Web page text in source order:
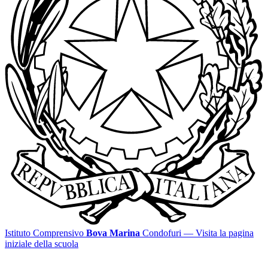
Istituto Comprensivo Bova Marina Condofuri — Visita la pagina
iniziale della scuola